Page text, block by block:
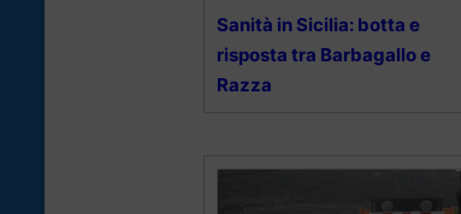
Sanità in Sicilia: botta e
risposta tra Barbagallo e
Razza